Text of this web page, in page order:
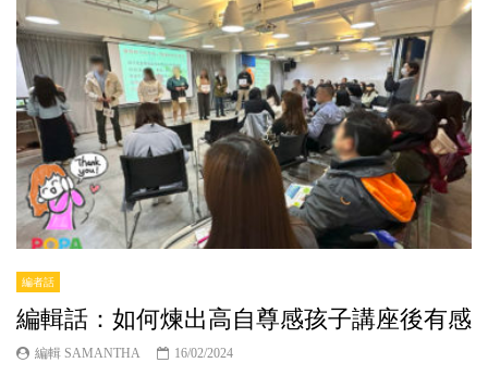
編者話
編輯話：如何煉出高自尊感孩子講座後有感
編輯 SAMANTHA 16/02/2024